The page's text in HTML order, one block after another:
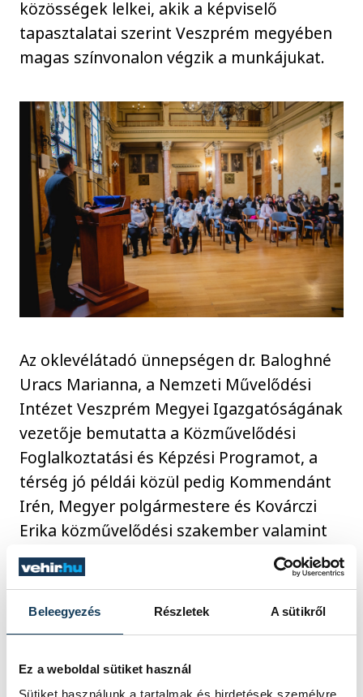
Beleegyezés Részletek A sütikről
Ez a weboldal sütiket használ
Sütiket használunk a tartalmak és hirdetések személyre
közösségek lelkei, akik a képviselő
tapasztalatai szerint Veszprém megyében
magas színvonalon végzik a munkájukat.
Az oklevélátadó ünnepségen dr. Baloghné
Uracs Marianna, a Nemzeti Művelődési
Intézet Veszprém Megyei Igazgatóságának
vezetője bemutatta a Közművelődési
Foglalkoztatási és Képzési Programot, a
térség jó példái közül pedig Kommendánt
Irén, Megyer polgármestere és Kovárczi
Erika közművelődési szakember valamint
Győry Tünde, Jásd polgármestere és
Róland-Vámosi Krisztina közművelődési
szakember mutattak be néhányat.
közélet oktatás